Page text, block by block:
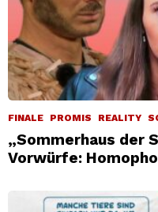
FINALE PROMIS REALITY
„Sommerhaus der
Vorwürfe: